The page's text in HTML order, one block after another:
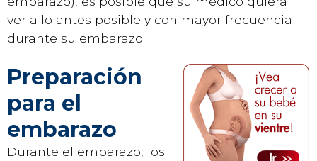
verla lo antes posible y con mayor frecuencia
durante su embarazo.
Preparación
para el
embarazo
Durante el embarazo, los